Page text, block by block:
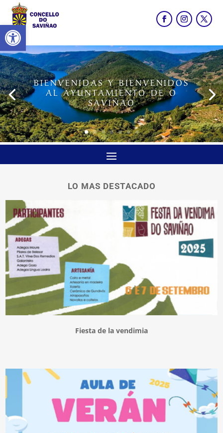
Abrir barra de herramientas
BIENVENIDAS Y BIENVENIDOS
AL AYUNTAMIENTO DE O
SAVIÑAO
LO MAS DESTACADO
Fiesta de la vendimia